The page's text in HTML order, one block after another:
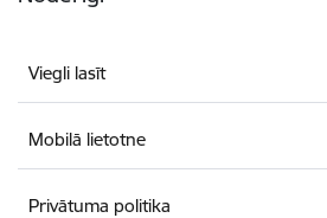
Viegli lasīt
Mobilā lietotne
Privātuma politika